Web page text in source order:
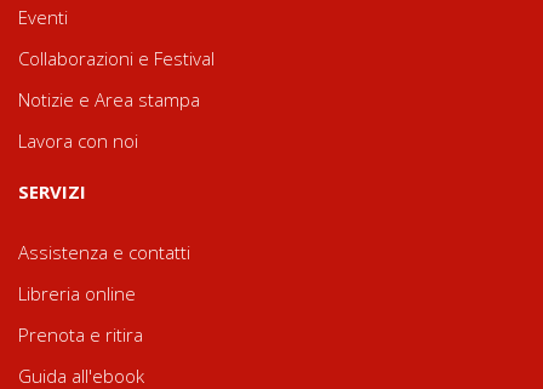
Eventi
Collaborazioni e Festival
Notizie e Area stampa
Lavora con noi
SERVIZI
Assistenza e contatti
Libreria online
Prenota e ritira
Guida all'ebook